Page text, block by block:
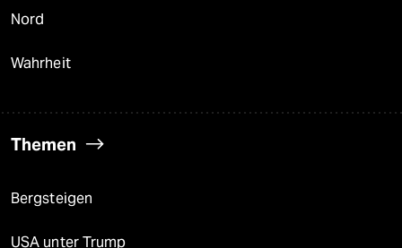
Nord
Wahrheit
Themen
Bergsteigen
USA unter Trump